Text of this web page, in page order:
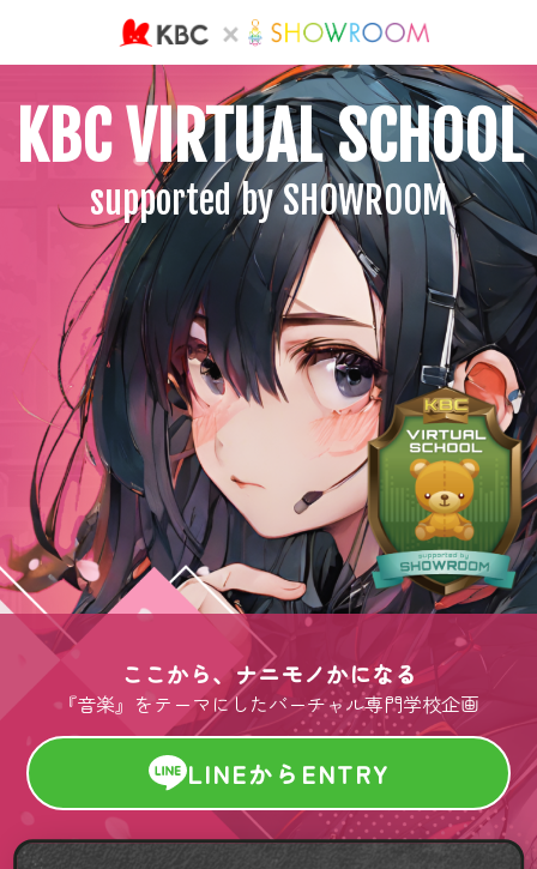
KBC VIRTUAL SCHOOL
supported by SHOWROOM
ここから、ナニモノかになる
『音楽』をテーマにしたバーチャル専門学校企画
LINEからENTRY